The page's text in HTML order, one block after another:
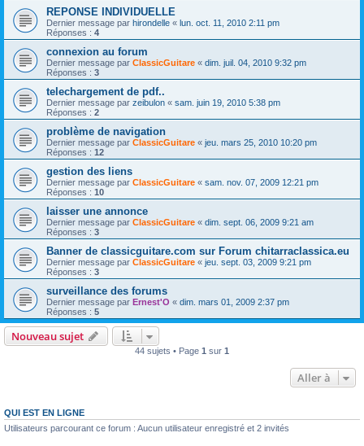
REPONSE INDIVIDUELLE
Dernier message par hirondelle « lun. oct. 11, 2010 2:11 pm
Réponses : 4
connexion au forum
Dernier message par ClassicGuitare « dim. juil. 04, 2010 9:32 pm
Réponses : 3
telechargement de pdf..
Dernier message par zeibulon « sam. juin 19, 2010 5:38 pm
Réponses : 2
problème de navigation
Dernier message par ClassicGuitare « jeu. mars 25, 2010 10:20 pm
Réponses : 12
gestion des liens
Dernier message par ClassicGuitare « sam. nov. 07, 2009 12:21 pm
Réponses : 10
laisser une annonce
Dernier message par ClassicGuitare « dim. sept. 06, 2009 9:21 am
Réponses : 3
Banner de classicguitare.com sur Forum chitarraclassica.eu
Dernier message par ClassicGuitare « jeu. sept. 03, 2009 9:21 pm
Réponses : 3
surveillance des forums
Dernier message par Ernest'O « dim. mars 01, 2009 2:37 pm
Réponses : 5
Nouveau sujet
44 sujets • Page 1 sur 1
Aller à
QUI EST EN LIGNE
Utilisateurs parcourant ce forum : Aucun utilisateur enregistré et 2 invités